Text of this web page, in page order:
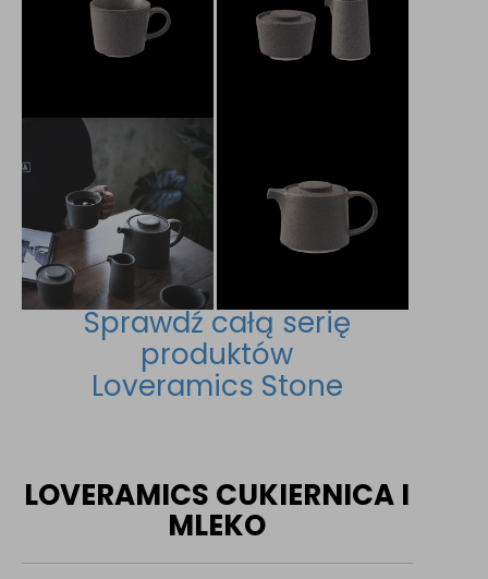
Sprawdź całą serię
produktów
Loveramics Stone
LOVERAMICS CUKIERNICA I
MLEKO